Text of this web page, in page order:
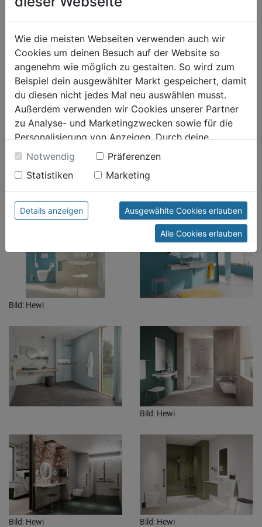
Bild: Hewi Bild: Hewi
Bild: Hewi
Bild: Hewi
Bild: Hewi Bild: Hewi
Wie die meisten Webseiten verwenden auch wir
Cookies um deinen Besuch auf der Website so
angenehm wie möglich zu gestalten. So wird zum
Beispiel dein ausgewählter Markt gespeichert, damit
du diesen nicht jedes Mal neu auswählen musst.
Außerdem verwenden wir Cookies unserer Partner
zu Analyse- und Marketingzwecken sowie für die
Personalisierung von Anzeigen. Durch deine
Einwilligung werden die Daten von Drittanbieter,
unter anderem auch in den USA, verarbeitet.
Durch Klick auf "Alle Cookies erlauben" stimmst du
der Verwendung aller Cookies zu. Unter "Details
anzeigen" findest du alle Infos zu den
unterschiedlichen Cookies, unter "Cookies
Konfigurieren" kannst du auswählen, welche Cookies
du zulassen möchtest und welche nicht.
Weitere Informationen findest du in unserer
Datenschutzerklärung
Notwendig
Präferenzen
Statistiken
Marketing
Details anzeigen Ausgewählte Cookies erlauben
Alle Cookies erlauben